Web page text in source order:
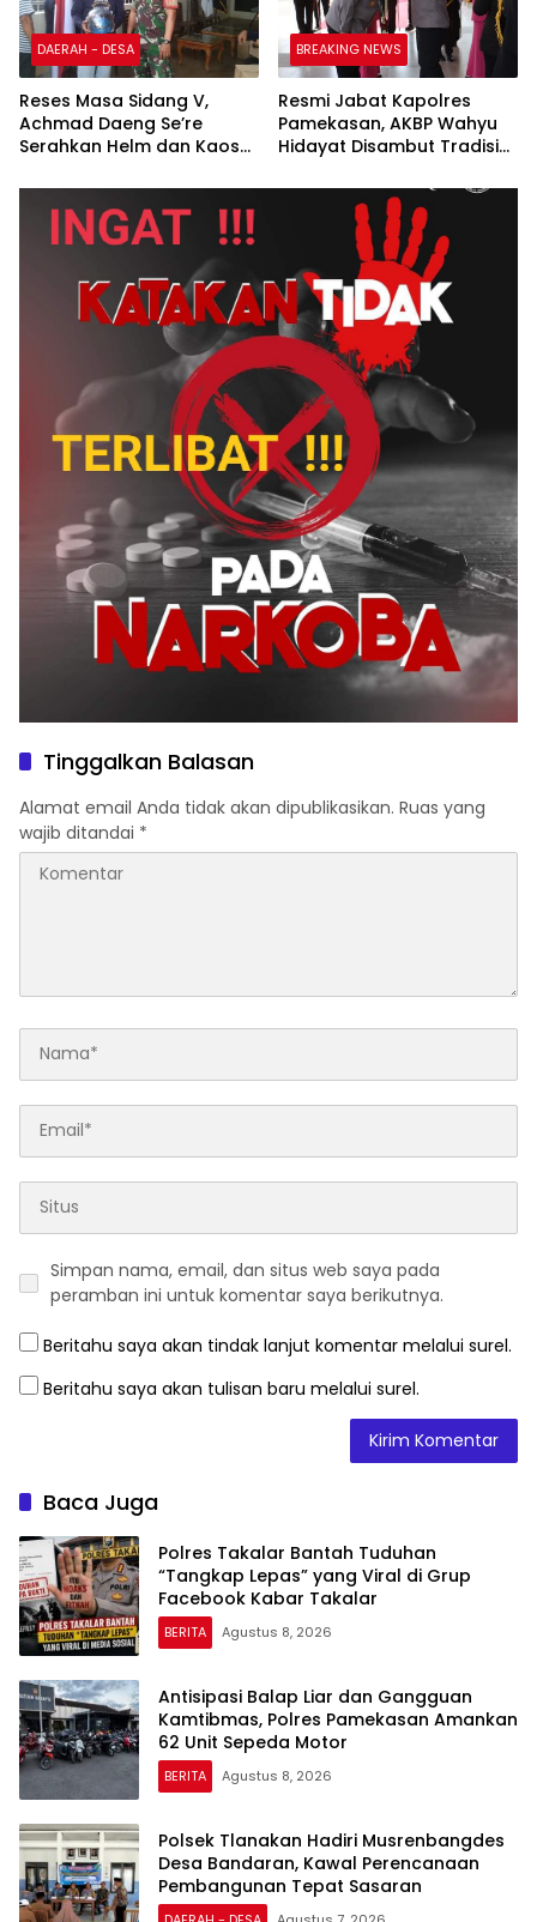
DAERAH - DESA
Reses Masa Sidang V,
Achmad Daeng Se’re
Serahkan Helm dan Kaos
BREAKING NEWS
Resmi Jabat Kapolres
Pamekasan, AKBP Wahyu
Hidayat Disambut Tradisi
Tinggalkan Balasan
Alamat email Anda tidak akan dipublikasikan. Ruas yang
wajib ditandai *
Simpan nama, email, dan situs web saya pada
peramban ini untuk komentar saya berikutnya.
Beritahu saya akan tindak lanjut komentar melalui surel.
Beritahu saya akan tulisan baru melalui surel.
Baca Juga
Polres Takalar Bantah Tuduhan
“Tangkap Lepas” yang Viral di Grup
Facebook Kabar Takalar
BERITA Agustus 8, 2026
Antisipasi Balap Liar dan Gangguan
Kamtibmas, Polres Pamekasan Amankan
62 Unit Sepeda Motor
BERITA Agustus 8, 2026
Polsek Tlanakan Hadiri Musrenbangdes
Desa Bandaran, Kawal Perencanaan
Pembangunan Tepat Sasaran